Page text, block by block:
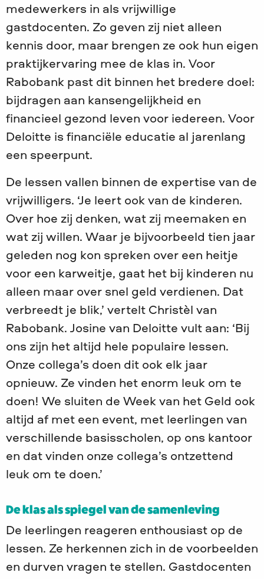
medewerkers in als vrijwillige
gastdocenten. Zo geven zij niet alleen
kennis door, maar brengen ze ook hun eigen
praktijkervaring mee de klas in. Voor
Rabobank past dit binnen het bredere doel:
bijdragen aan kansengelijkheid en
financieel gezond leven voor iedereen. Voor
Deloitte is financiële educatie al jarenlang
een speerpunt.
De lessen vallen binnen de expertise van de
vrijwilligers. ‘Je leert ook van de kinderen.
Over hoe zij denken, wat zij meemaken en
wat zij willen. Waar je bijvoorbeeld tien jaar
geleden nog kon spreken over een heitje
voor een karweitje, gaat het bij kinderen nu
alleen maar over snel geld verdienen. Dat
verbreedt je blik,’ vertelt Christèl van
Rabobank. Josine van Deloitte vult aan: ‘Bij
ons zijn het altijd hele populaire lessen.
Onze collega’s doen dit ook elk jaar
opnieuw. Ze vinden het enorm leuk om te
doen! We sluiten de Week van het Geld ook
altijd af met een event, met leerlingen van
verschillende basisscholen, op ons kantoor
en dat vinden onze collega’s ontzettend
leuk om te doen.’
De klas als spiegel van de samenleving
De leerlingen reageren enthousiast op de
lessen. Ze herkennen zich in de voorbeelden
en durven vragen te stellen. Gastdocenten